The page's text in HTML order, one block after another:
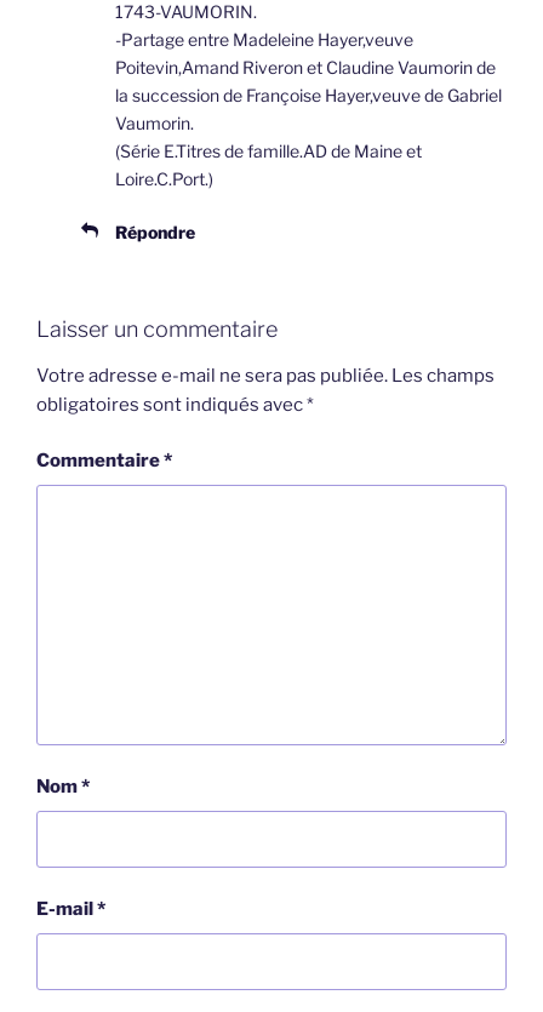
1743-VAUMORIN.
-Partage entre Madeleine Hayer,veuve
Poitevin,Amand Riveron et Claudine Vaumorin de
la succession de Françoise Hayer,veuve de Gabriel
Vaumorin.
(Série E.Titres de famille.AD de Maine et
Loire.C.Port.)
Répondre
Laisser un commentaire
Votre adresse e-mail ne sera pas publiée. Les champs
obligatoires sont indiqués avec*
Commentaire*
Nom*
E-mail*